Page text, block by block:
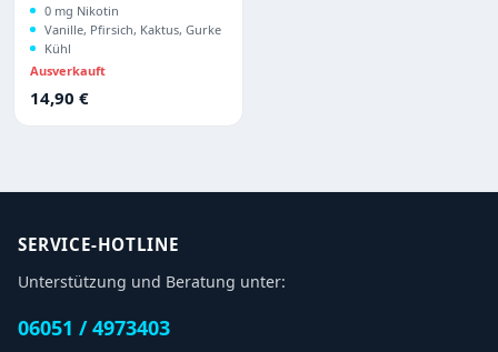
0 mg Nikotin
Vanille, Pfirsich, Kaktus, Gurke
Kühl
Ausverkauft
Regulärer Preis:
14,90 €
SERVICE-HOTLINE
Unterstützung und Beratung unter:
06051 / 4973403